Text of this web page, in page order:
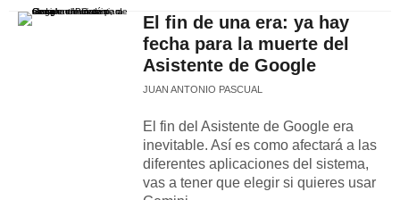
El fin de una era: ya hay
fecha para la muerte del
Asistente de Google
JUAN ANTONIO PASCUAL
El fin del Asistente de Google era
inevitable. Así es como afectará a las
diferentes aplicaciones del sistema,
vas a tener que elegir si quieres usar